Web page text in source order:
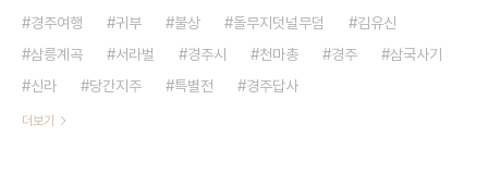
경주여행
귀부 불상 돌무지덧널무덤
김유신
삼릉계곡
서라벌 경주시 천마총 경주
삼국사기
신라
당간지주 특별전 경주답사
더보기